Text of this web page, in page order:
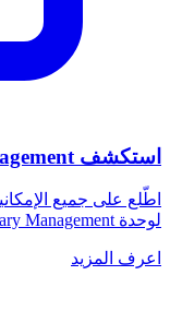
استكشف Library Management بالتفصيل
اطّلع على جميع
لوحدة Library Management الكاملة.
اعرف المزيد